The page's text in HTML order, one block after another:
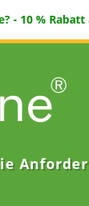
- 10 % Rabatt